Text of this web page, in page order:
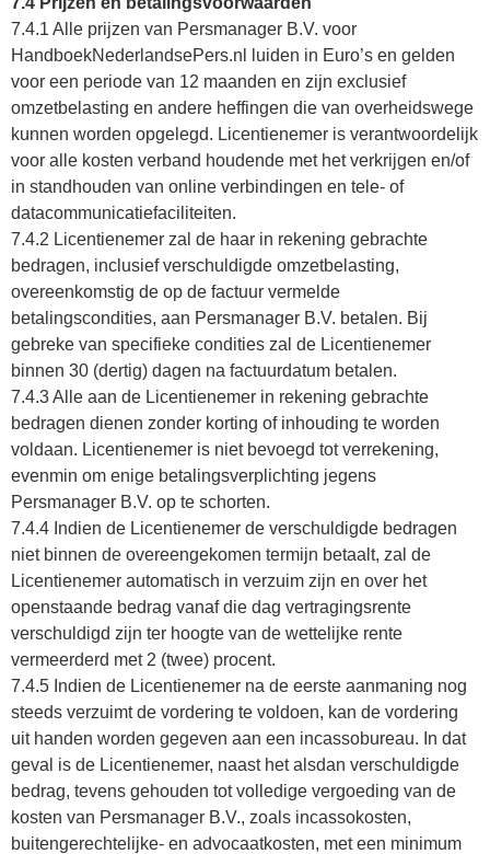
7.4.1 Alle prijzen van Persmanager B.V. voor
HandboekNederlandsePers.nl luiden in Euro’s en gelden
voor een periode van 12 maanden en zijn exclusief
omzetbelasting en andere heffingen die van overheidswege
kunnen worden opgelegd. Licentienemer is verantwoordelijk
voor alle kosten verband houdende met het verkrijgen en/of
in standhouden van online verbindingen en tele- of
datacommunicatiefaciliteiten.
7.4.2 Licentienemer zal de haar in rekening gebrachte
bedragen, inclusief verschuldigde omzetbelasting,
overeenkomstig de op de factuur vermelde
betalingscondities, aan Persmanager B.V. betalen. Bij
gebreke van specifieke condities zal de Licentienemer
binnen 30 (dertig) dagen na factuurdatum betalen.
7.4.3 Alle aan de Licentienemer in rekening gebrachte
bedragen dienen zonder korting of inhouding te worden
voldaan. Licentienemer is niet bevoegd tot verrekening,
evenmin om enige betalingsverplichting jegens
Persmanager B.V. op te schorten.
7.4.4 Indien de Licentienemer de verschuldigde bedragen
niet binnen de overeengekomen termijn betaalt, zal de
Licentienemer automatisch in verzuim zijn en over het
openstaande bedrag vanaf die dag vertragingsrente
verschuldigd zijn ter hoogte van de wettelijke rente
vermeerderd met 2 (twee) procent.
7.4.5 Indien de Licentienemer na de eerste aanmaning nog
steeds verzuimt de vordering te voldoen, kan de vordering
uit handen worden gegeven aan een incassobureau. In dat
geval is de Licentienemer, naast het alsdan verschuldigde
bedrag, tevens gehouden tot volledige vergoeding van de
kosten van Persmanager B.V., zoals incassokosten,
buitengerechtelijke- en advocaatkosten, met een minimum